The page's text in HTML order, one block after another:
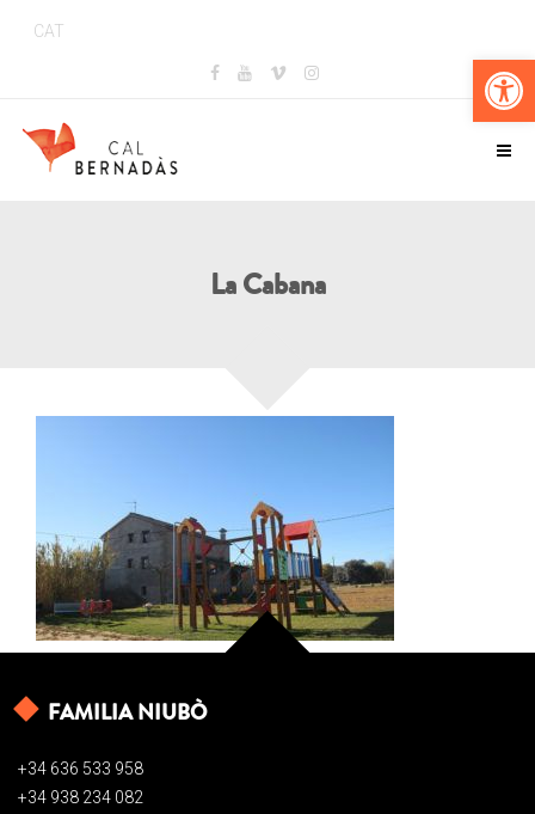
CAT
La Cabana
FAMILIA NIUBÒ
+34 636 533 958
+34 938 234 082